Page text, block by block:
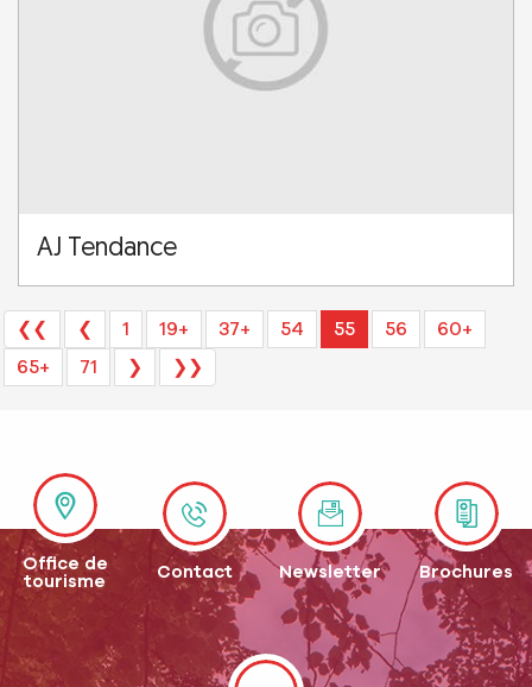
AJ Tendance
❮❮ ❮ 1 19+ 37+ 54 55 56
60+
65+
71 ❯ ❯❯
Office de
tourisme
Contact Newsletter Brochures